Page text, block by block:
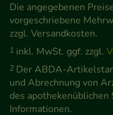
Die angegebenen
vorgeschriebene
zzgl. Versandkosten.
1 inkl. MwSt. ggf. zzgl.
2 Der ABDA-
und Abrechnung von
des
Informationen.